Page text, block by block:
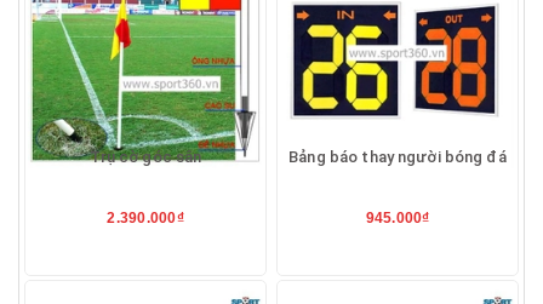
Trụ cờ góc sân
2.390.000₫
Bảng báo thay người bóng đá
945.000₫